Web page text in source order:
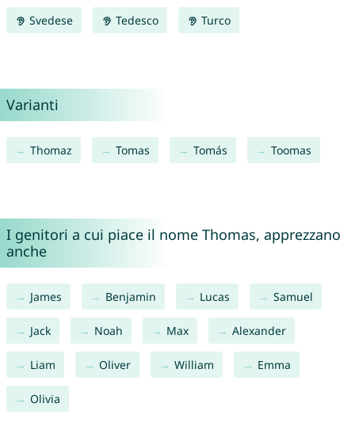
Svedese Tedesco Turco
Varianti
Thomaz Tomas Tomás Toomas
I genitori a cui piace il nome Thomas, apprezzano
anche
James Benjamin Lucas Samuel
Jack Noah Max Alexander
Liam Oliver William Emma
Olivia